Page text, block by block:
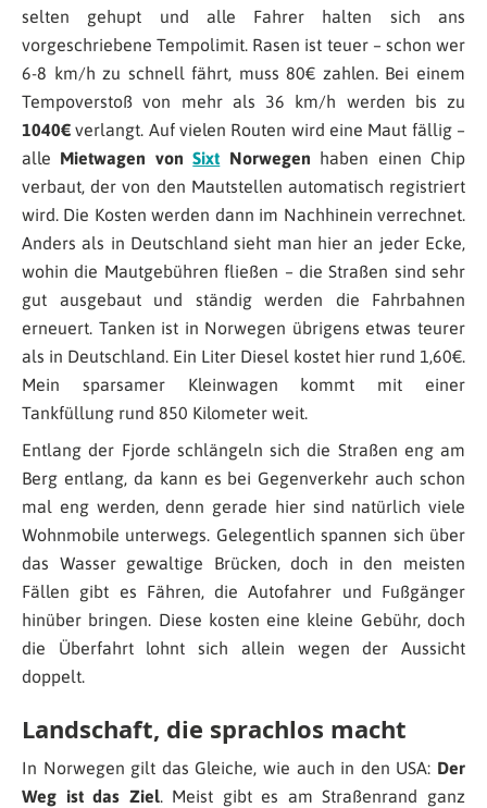
selten gehupt und alle Fahrer halten sich ans
vorgeschriebene Tempolimit. Rasen ist teuer – schon wer
6-8 km/h zu schnell fährt, muss 80€ zahlen. Bei einem
Tempoverstoß von mehr als 36 km/h werden bis zu
1040€ verlangt. Auf vielen Routen wird eine Maut fällig –
alle Mietwagen vonSixt Norwegen haben einen Chip
verbaut, der von den Mautstellen automatisch registriert
wird. Die Kosten werden dann im Nachhinein verrechnet.
Anders als in Deutschland sieht man hier an jeder Ecke,
wohin die Mautgebühren fließen – die Straßen sind sehr
gut ausgebaut und ständig werden die Fahrbahnen
erneuert. Tanken ist in Norwegen übrigens etwas teurer
als in Deutschland. Ein Liter Diesel kostet hier rund 1,60€.
Mein sparsamer Kleinwagen kommt mit einer
Tankfüllung rund 850 Kilometer weit.
Entlang der Fjorde schlängeln sich die Straßen eng am
Berg entlang, da kann es bei Gegenverkehr auch schon
mal eng werden, denn gerade hier sind natürlich viele
Wohnmobile unterwegs. Gelegentlich spannen sich über
das Wasser gewaltige Brücken, doch in den meisten
Fällen gibt es Fähren, die Autofahrer und Fußgänger
hinüber bringen. Diese kosten eine kleine Gebühr, doch
die Überfahrt lohnt sich allein wegen der Aussicht
doppelt.
Landschaft, die sprachlos macht
In Norwegen gilt das Gleiche, wie auch in den USA: Der
Weg ist das Ziel. Meist gibt es am Straßenrand ganz